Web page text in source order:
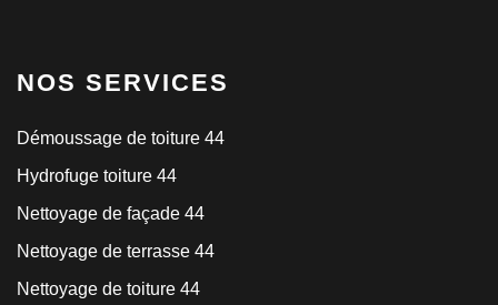
NOS SERVICES
Démoussage de toiture 44
Hydrofuge toiture 44
Nettoyage de façade 44
Nettoyage de terrasse 44
Nettoyage de toiture 44